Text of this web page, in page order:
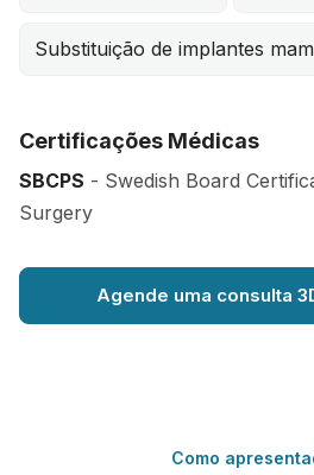
Substituição de implantes
Certificações Médicas
SBCPS - Swedish Board
Surgery
Agende uma consulta
Como